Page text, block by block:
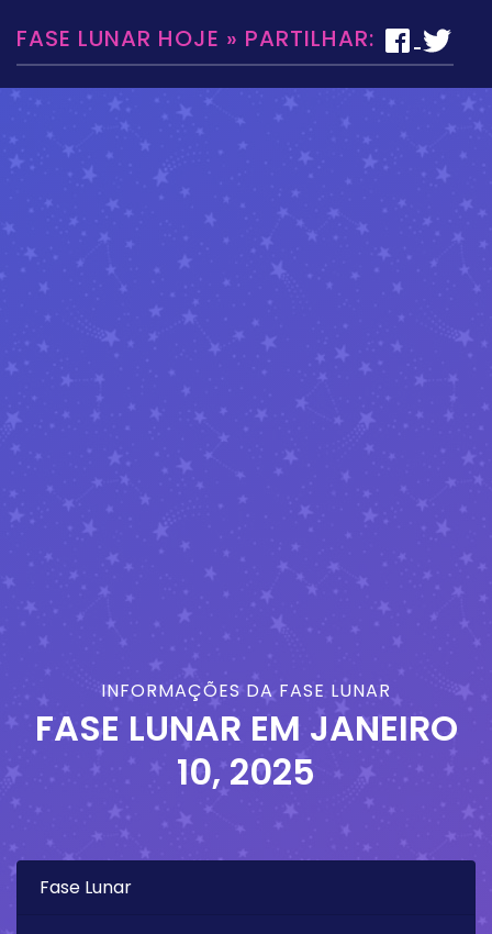
FASE LUNAR HOJE » PARTILHAR:
INFORMAÇÕES DA FASE LUNAR
FASE LUNAR EM JANEIRO
10, 2025
Fase Lunar